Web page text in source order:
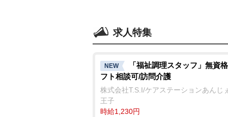
求人特集
NEW
「福祉調理スタッフ」無資
フト相談可/訪問介護
株式会社T.S.I/ケアステーションあんじ
王子
時給1,230円